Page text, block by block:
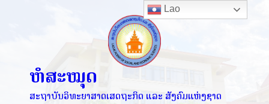
ຫໍສະໝຸດ
ສະຖາບັນວິທະຍາສາດເສດຖະກິດ ແລະ ສັງຄົມແຫ່ງຊາດ
Lao